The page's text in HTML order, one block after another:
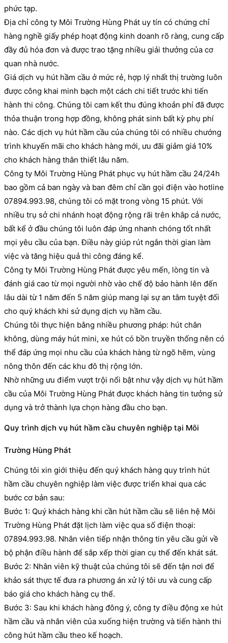
phức tạp.
Địa chỉ công ty Môi Trường Hùng Phát uy tín có chứng chỉ
hàng nghề giấy phép hoạt động kinh doanh rõ ràng, cung cấp
đầy đủ hóa đơn và được trao tặng nhiều giải thưởng của cơ
quan nhà nước.
Giá dịch vụ hút hầm cầu ở mức rẻ, hợp lý nhất thị trường luôn
được công khai minh bạch một cách chi tiết trước khi tiến
hành thi công. Chúng tôi cam kết thu đúng khoản phí đã được
thỏa thuận trong hợp đồng, không phát sinh bất kỳ phụ phí
nào. Các dịch vụ hút hầm cầu của chúng tôi có nhiều chướng
trình khuyến mãi cho khách hàng mới, ưu đãi giảm giá 10%
cho khách hàng thân thiết lâu năm.
Công ty Môi Trường Hùng Phát phục vụ hút hầm cầu 24/24h
bao gồm cả ban ngày và ban đêm chỉ cần gọi điện vào hotline
07894.993.98, chúng tôi có mặt trong vòng 15 phút. Với
nhiều trụ sở chi nhánh hoạt động rộng rãi trên khắp cả nước,
bất kể ở đầu chúng tôi luôn đáp ứng nhanh chóng tốt nhất
mọi yêu cầu của bạn. Điều này giúp rút ngắn thời gian làm
việc và tăng hiệu quả thi công đáng kể.
Công ty Môi Trường Hùng Phát được yêu mến, lòng tin và
đánh giá cao từ mọi người nhờ vào chế độ bảo hành lên đến
lâu dài từ 1 năm đến 5 năm giúp mang lại sự an tâm tuyệt đối
cho quý khách khi sử dụng dịch vụ hầm cầu.
Chúng tôi thực hiện bằng nhiều phương pháp: hút chân
không, dùng máy hút mini, xe hút có bồn truyền thống nên có
thể đáp ứng mọi nhu cầu của khách hàng từ ngõ hẽm, vùng
nông thôn đến các khu đô thị rộng lớn.
Nhờ những ưu điểm vượt trội nổi bật như vậy dịch vụ hút hầm
cầu của Môi Trường Hùng Phát được khách hàng tin tưởng sử
dụng và trở thành lựa chọn hàng đầu cho bạn.
Quy trình dịch vụ hút hầm cầu chuyên nghiệp tại Môi
Trường Hùng Phát
Chúng tôi xin giới thiệu đến quý khách hàng quy trình hút
hầm cầu chuyên nghiệp làm việc được triển khai qua các
bước cơ bản sau:
Bước 1: Quý khách hàng khi cần hút hầm cầu sẽ liên hệ Môi
Trường Hùng Phát đặt lịch làm việc qua số điện thoại:
07894.993.98. Nhân viên tiếp nhận thông tin yêu cầu gửi về
bộ phận điều hành để sắp xếp thời gian cụ thể đến khát sát.
Bước 2: Nhân viên kỹ thuật của chúng tôi sẽ đến tận nơi để
khảo sát thực tế đưa ra phương án xử lý tôi ưu và cung cấp
báo giá cho khách hàng cụ thể.
Bước 3: Sau khi khách hàng đông ý, công ty điều động xe hút
hầm cầu và nhân viên của xuống hiện trường và tiến hành thi
công hút hầm cầu theo kế hoạch.